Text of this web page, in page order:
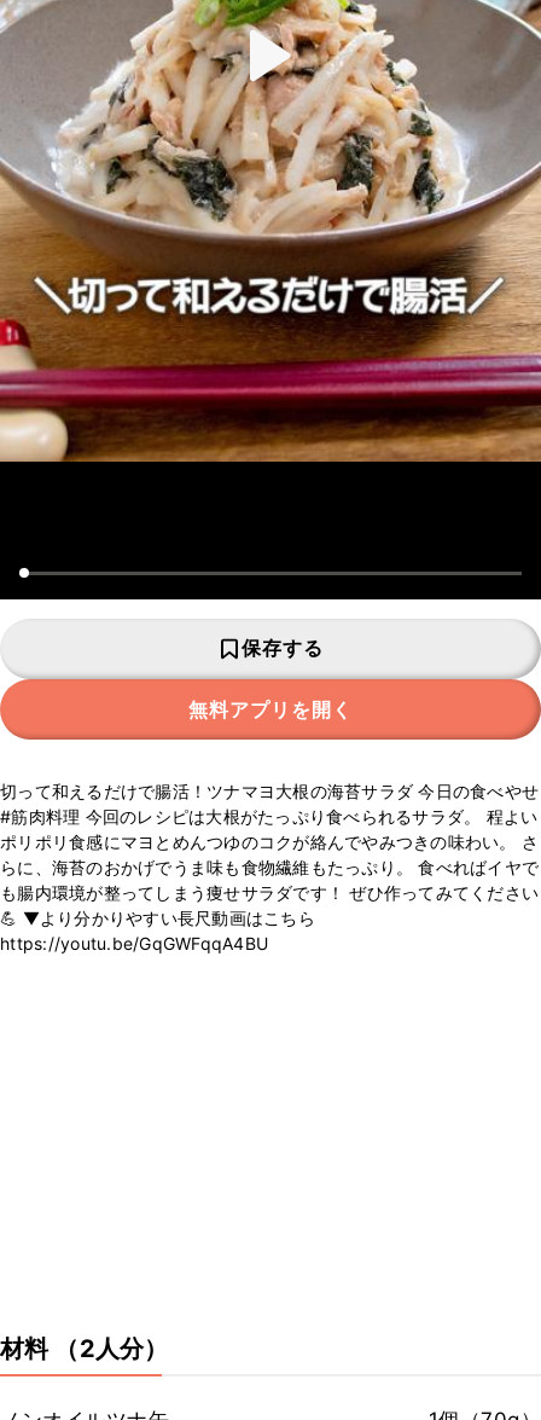
保存する
無料アプリを開く
切って和えるだけで腸活！ツナマヨ大根の海苔サラダ 今日の食べやせ
#筋肉料理 今回のレシピは大根がたっぷり食べられるサラダ。 程よい
ポリポリ食感にマヨとめんつゆのコクが絡んでやみつきの味わい。 さ
らに、海苔のおかげでうま味も食物繊維もたっぷり。 食べればイヤで
も腸内環境が整ってしまう痩せサラダです！ ぜひ作ってみてください
💪 ▼より分かりやすい長尺動画はこちら
https://youtu.be/GqGWFqqA4BU
材料 （2人分）